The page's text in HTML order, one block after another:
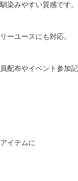
染みやすい質感です。
ーユースにも対応。
配布やイベント参加記
イテムに